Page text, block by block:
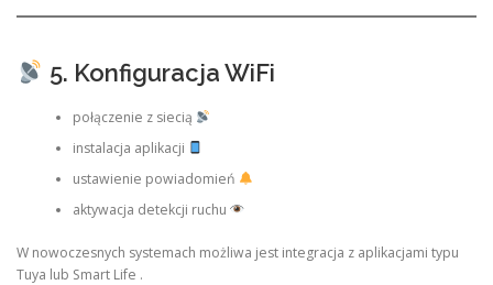
5. Konfiguracja WiFi
połączenie z siecią
instalacja aplikacji
ustawienie powiadomień
aktywacja detekcji ruchu
W nowoczesnych systemach możliwa jest integracja z aplikacjami typu
Tuya lub Smart Life .